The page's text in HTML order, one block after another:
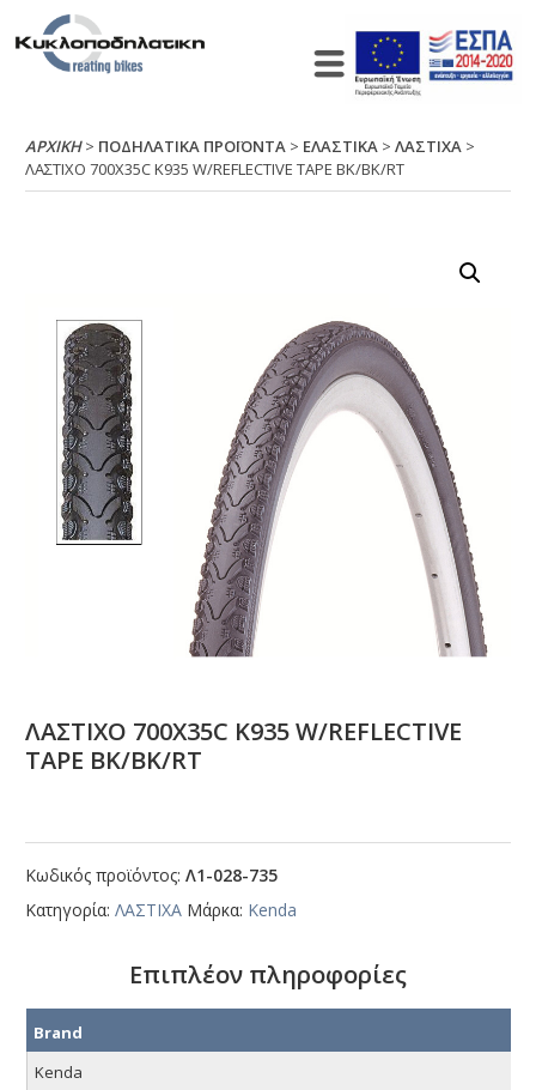
ΑΡΧΙΚΉ> ΠΟΔΗΛΑΤΙΚΑ ΠΡΟΪΟΝΤΑ > ΕΛΑΣΤΙΚΑ >ΛΑΣΤΙΧΑ >
ΛΑΣΤΙΧΟ 700Χ35C Κ935 W/RΕFLΕCΤΙVΕ ΤΑΡΕ ΒΚ/ΒΚ/RΤ
ΛΑΣΤΙΧΟ 700Χ35C Κ935 W/RΕFLΕCΤΙVΕ
ΤΑΡΕ ΒΚ/ΒΚ/RΤ
Κωδικός προϊόντος:Λ1-028-735
Κατηγορία:ΛΑΣΤΙΧΑ Μάρκα: Kenda
Επιπλέον πληροφορίες
Brand
Kenda